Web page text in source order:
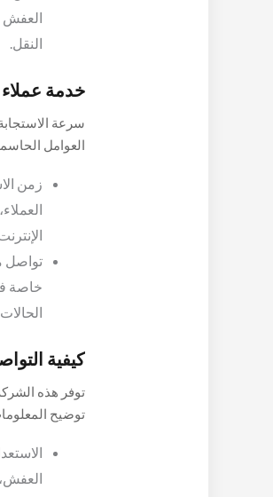
العفش
النقل.
خدمة
سرعة
العوامل
زمن
تواصل
خاصة
كيفية
توفر هذه
توضيح